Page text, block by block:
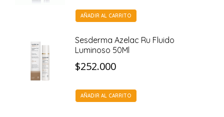
AÑADIR AL CARRITO
Sesderma Azelac Ru Fluido
Luminoso 50Ml
$252.000
AÑADIR AL CARRITO